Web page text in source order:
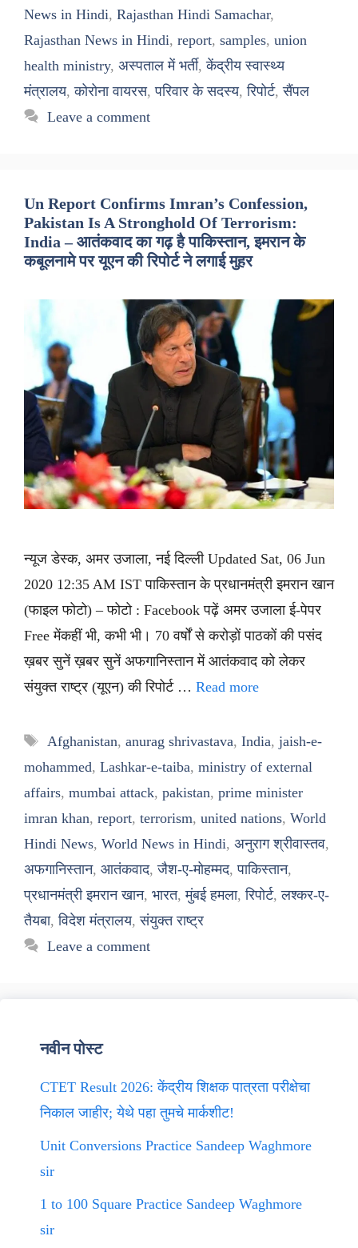
News in Hindi, Rajasthan Hindi Samachar,
Rajasthan News in Hindi, report, samples, union
health ministry, अस्पताल में भर्ती,केंद्रीय स्वास्थ्य
मंत्रालय,कोरोना वायरस,परिवार के सदस्य,रिपोर्ट,सैंपल
Leave a comment
Un Report Confirms Imran’s Confession,
Pakistan Is A Stronghold Of Terrorism:
India – आतंकवाद का गढ़ है पाकिस्तान, इमरान के
कबूलनामे पर यूएन की रिपोर्ट ने लगाई मुहर
न्यूज डेस्क, अमर उजाला, नई दिल्ली Updated Sat, 06 Jun
2020 12:35 AM IST पाकिस्तान के प्रधानमंत्री इमरान खान
(फाइल फोटो) – फोटो : Facebook पढ़ें अमर उजाला ई-पेपर
Free मेंकहीं भी, कभी भी। 70 वर्षों से करोड़ों पाठकों की पसंद
ख़बर सुनें ख़बर सुनें अफगानिस्तान में आतंकवाद को लेकर
संयुक्त राष्ट्र (यूएन) की रिपोर्ट … Read more
Tags
Afghanistan, anurag shrivastava, India, jaish-e-
mohammed, Lashkar-e-taiba, ministry of external
affairs, mumbai attack, pakistan, prime minister
imran khan, report, terrorism, united nations, World
Hindi News, World News in Hindi, अनुराग श्रीवास्तव,
अफगानिस्तान, आतंकवाद,जैश-ए-मोहम्मद,पाकिस्तान,
प्रधानमंत्री इमरान खान, भारत,मुंबई हमला,रिपोर्ट,लश्कर-ए-
तैयबा,विदेश मंत्रालय,संयुक्त राष्ट्र
Leave a comment
नवीन पोस्ट
CTET Result 2026: केंद्रीय शिक्षक पात्रता परीक्षेचा
निकाल जाहीर; येथे पहा तुमचे मार्कशीट!
Unit Conversions Practice Sandeep Waghmore
sir
1 to 100 Square Practice Sandeep Waghmore
sir